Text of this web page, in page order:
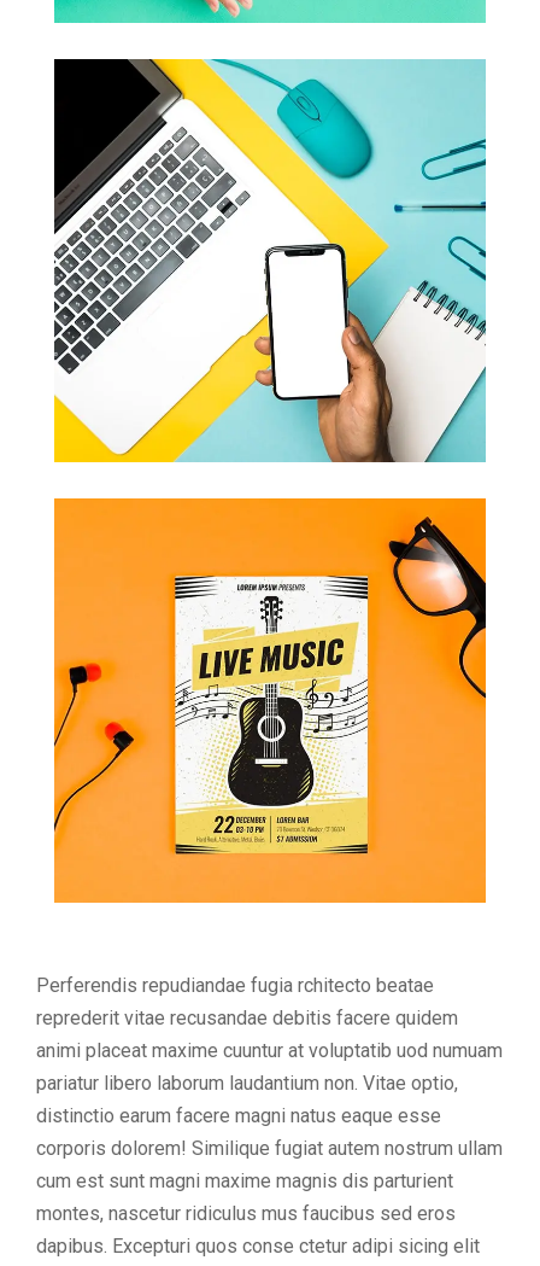
Perferendis repudiandae fugia rchitecto beatae
reprederit vitae recusandae debitis facere quidem
animi placeat maxime cuuntur at voluptatib uod numuam
pariatur libero laborum laudantium non. Vitae optio,
distinctio earum facere magni natus eaque esse
corporis dolorem! Similique fugiat autem nostrum ullam
cum est sunt magni maxime magnis dis parturient
montes, nascetur ridiculus mus faucibus sed eros
dapibus. Excepturi quos conse ctetur adipi sicing elit